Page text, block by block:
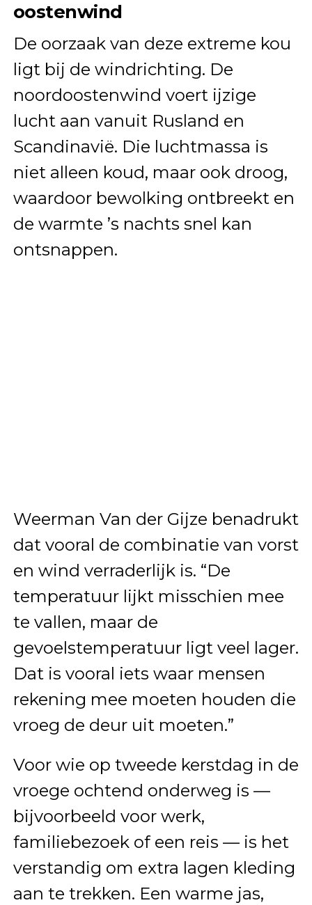
oostenwind
De oorzaak van deze extreme kou
ligt bij de windrichting. De
noordoostenwind voert ijzige
lucht aan vanuit Rusland en
Scandinavië. Die luchtmassa is
niet alleen koud, maar ook droog,
waardoor bewolking ontbreekt en
de warmte ’s nachts snel kan
ontsnappen.
Weerman Van der Gijze benadrukt
dat vooral de combinatie van vorst
en wind verraderlijk is. “De
temperatuur lijkt misschien mee
te vallen, maar de
gevoelstemperatuur ligt veel lager.
Dat is vooral iets waar mensen
rekening mee moeten houden die
vroeg de deur uit moeten.”
Voor wie op tweede kerstdag in de
vroege ochtend onderweg is —
bijvoorbeeld voor werk,
familiebezoek of een reis — is het
verstandig om extra lagen kleding
aan te trekken. Een warme jas,